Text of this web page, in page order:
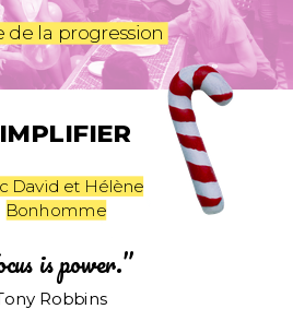
de la progression
David et Hélène
Bonhomme
is power.”
Robbins